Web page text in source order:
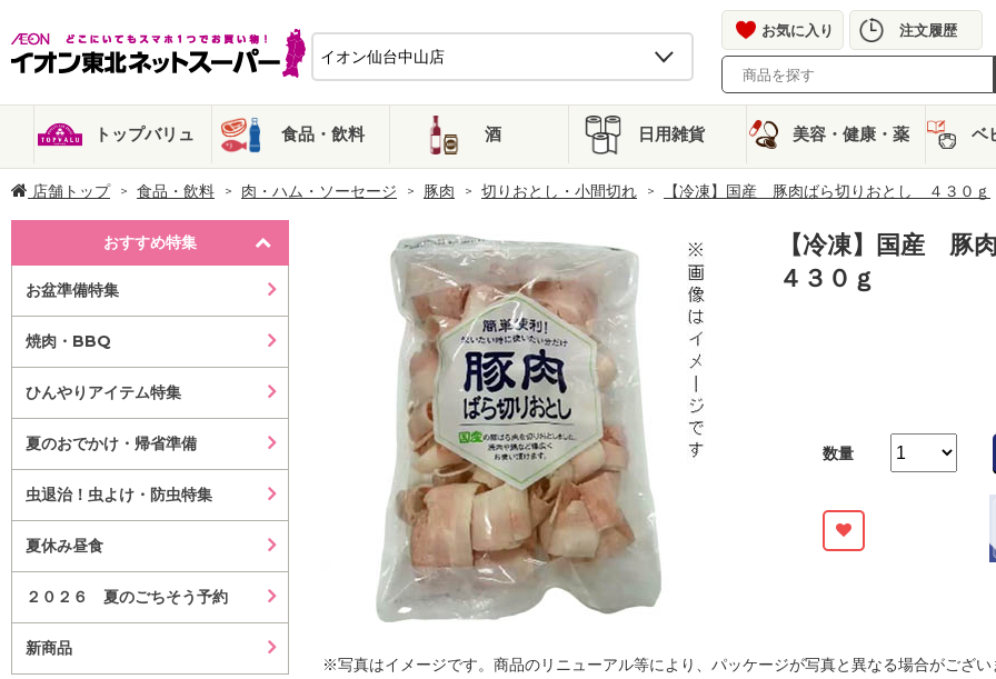
お気に入り 注文履歴
トップバリュ 食品・飲料 酒 日用雑貨 美容・健康・薬 ベ
店舗トップ 食品・飲料 肉・ハム・ソーセージ 豚肉 切りおとし・小間切れ 【冷凍】国産 豚肉ばら切りおとし ４３０ｇ
おすすめ特集
お盆準備特集
焼肉・BBQ
ひんやりアイテム特集
夏のおでかけ・帰省準備
虫退治！虫よけ・防虫特集
夏休み昼食
２０２６ 夏のごちそう予約
新商品
【冷凍】国産
４３０ｇ
数量
※写真はイメージです。商品のリニューアル等により、パッケージが写真と異なる場合がござい